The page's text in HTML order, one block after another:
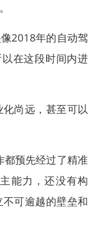
2018年的自动驾
在这段时间内进
尚远，甚至可以
都预先经过了精准
能力，还没有构
可逾越的壁垒和